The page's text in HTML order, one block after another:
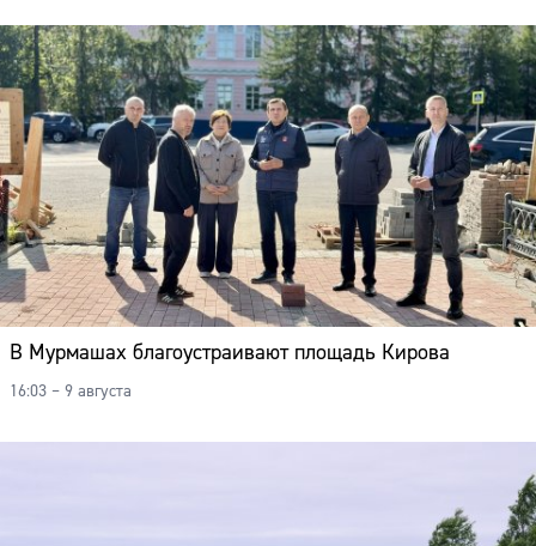
В Мурмашах благоустраивают площадь Кирова
16:03 – 9 августа